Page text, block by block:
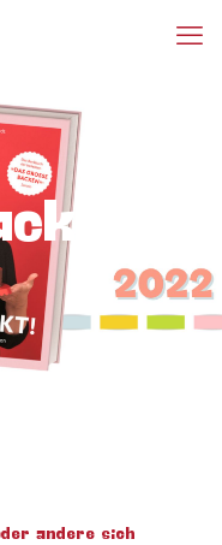
andere sich